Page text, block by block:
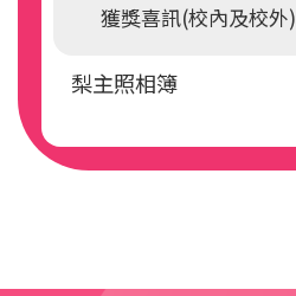
獲獎喜訊(校內及校外)
梨主照相簿